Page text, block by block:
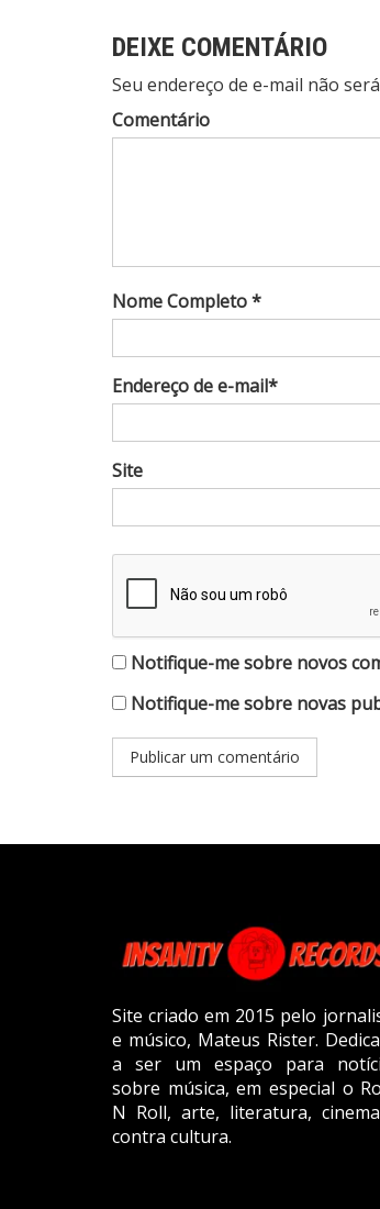
DEIXE COMENTÁRIO
Seu endereço de e-mail não
Comentário
Nome Completo *
Endereço de e-mail*
Site
Notifique-me sobre novos
Notifique-me sobre novas
Site criado em 2015 pelo
e músico, Mateus Rister.
a ser um espaço para
sobre música, em especial o
N Roll, arte, literatura,
contra cultura.